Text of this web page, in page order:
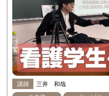
講師
三井 和哉